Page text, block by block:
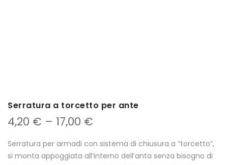
Serratura a torcetto per ante
4,20 € – 17,00 €
Serratura per armadi con sistema di chiusura a “torcetto”,
si monta appoggiata all’interno dell’anta senza bisogno di